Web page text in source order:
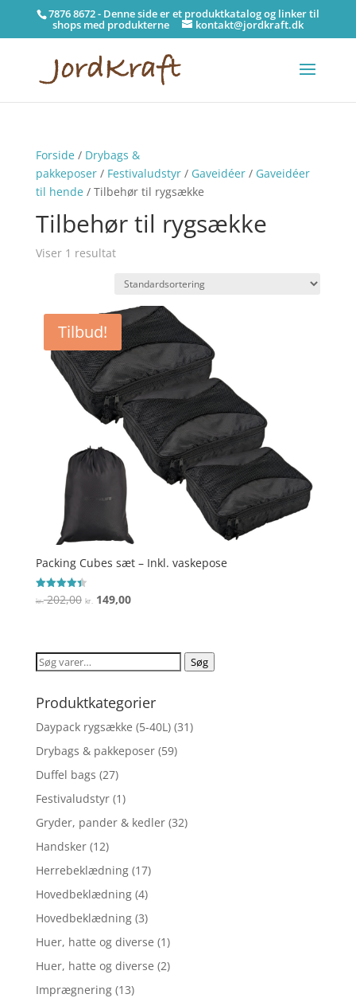
7876 8672 - Denne side er et produktkatalog og linker til
shops med produkterne kontakt@jordkraft.dk
Forside/ Drybags &
pakkeposer/ Festivaludstyr/ Gaveidéer/ Gaveidéer
til hende/ Tilbehør til rygsække
Tilbehør til rygsække
Viser 1 resultat
Tilbud!
Packing Cubes sæt – Inkl. vaskepose
Vurderet
4.4
kr.202,00 Den
var:
kr. 202,00.
kr. 149,00Den
er:
kr. 149,00.
Søg
Søg
Produktkategorier
Daypack rygsække (5-40L) (31)
Drybags & pakkeposer (59)
Duffel bags (27)
Festivaludstyr (1)
Gryder, pander & kedler (32)
Handsker (12)
Herrebeklædning (17)
Hovedbeklædning (4)
Hovedbeklædning (3)
Huer, hatte og diverse (1)
Huer, hatte og diverse (2)
Imprægnering (13)